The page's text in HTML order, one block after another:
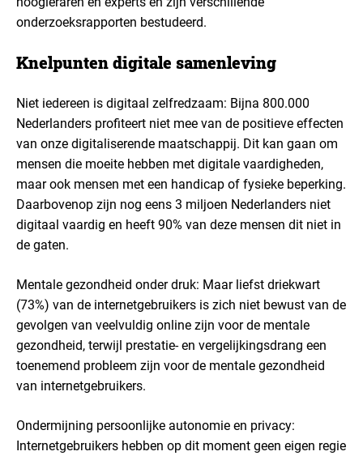
onderzoeksrapporten bestudeerd.
Knelpunten digitale samenleving
Niet iedereen is digitaal zelfredzaam: Bijna 800.000
Nederlanders profiteert niet mee van de positieve effecten
van onze digitaliserende maatschappij. Dit kan gaan om
mensen die moeite hebben met digitale vaardigheden,
maar ook mensen met een handicap of fysieke beperking.
Daarbovenop zijn nog eens 3 miljoen Nederlanders niet
digitaal vaardig en heeft 90% van deze mensen dit niet in
de gaten.
Mentale gezondheid onder druk: Maar liefst driekwart
(73%) van de internetgebruikers is zich niet bewust van de
gevolgen van veelvuldig online zijn voor de mentale
gezondheid, terwijl prestatie- en vergelijkingsdrang een
toenemend probleem zijn voor de mentale gezondheid
van internetgebruikers.
Ondermijning persoonlijke autonomie en privacy:
Internetgebruikers hebben op dit moment geen eigen regie